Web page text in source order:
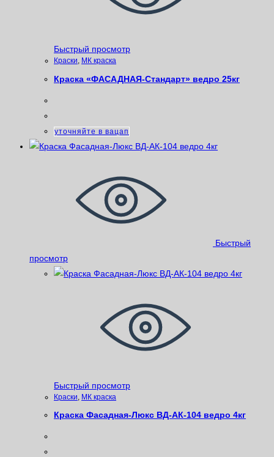
Быстрый просмотр
Краски, МК краска
Краска «ФАСАДНАЯ-Стандарт» ведро 25кг
уточняйте в вацап
Быстрый
просмотр
Быстрый просмотр
Краски МК краска
Краска Фасадная-Люкс ВД-АК-104 ведро 4кг